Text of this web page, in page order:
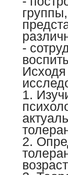
-
1.
2.